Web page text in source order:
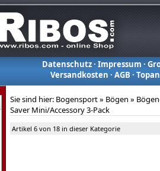
Datenschutz· Impressum ·
Versandkosten · AGB ·
Sie sind hier: Bogensport» Bögen »
Saver Mini/Accessory 3-Pack
Artikel 6 von 18 in dieser Kategorie